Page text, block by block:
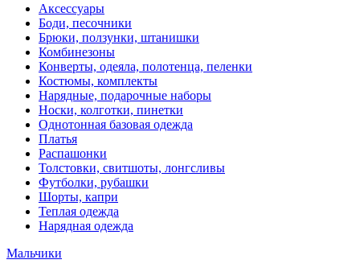
Аксессуары
Боди, песочники
Брюки, ползунки, штанишки
Комбинезоны
Конверты, одеяла, полотенца, пеленки
Костюмы, комплекты
Нарядные, подарочные наборы
Носки, колготки, пинетки
Однотонная базовая одежда
Платья
Распашонки
Толстовки, свитшоты, лонгсливы
Футболки, рубашки
Шорты, капри
Теплая одежда
Нарядная одежда
Мальчики